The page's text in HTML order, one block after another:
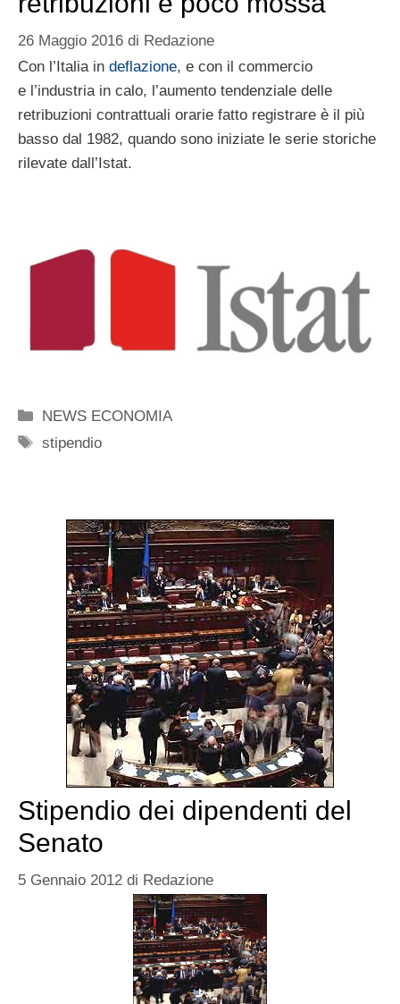
26 Maggio 2016 di Redazione
Con l’Italia in deflazione, e con il commercio
e l’industria in calo, l’aumento tendenziale delle
retribuzioni contrattuali orarie fatto registrare è il più
basso dal 1982, quando sono iniziate le serie storiche
rilevate dall’Istat.
Categorie
NEWS ECONOMIA
Tag
stipendio
Stipendio dei dipendenti del
Senato
5 Gennaio 2012 di Redazione